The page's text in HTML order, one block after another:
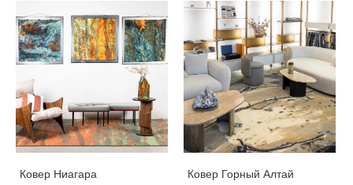
Ковер Ниагара Ковер Горный Алтай